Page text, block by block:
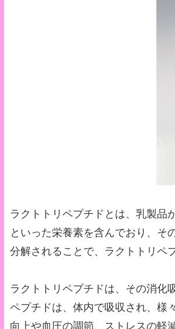
ラクトトリペプチドとは、乳製品
といった栄養素を含んでおり、そ
分解されることで、ラクトトリペ
ラクトトリペプチドは、その消化
ペプチドは、体内で吸収され、様
向上や血圧の調節、ストレスの軽